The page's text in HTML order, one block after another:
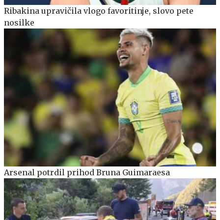
Ribakina upravičila vlogo favoritinje, slovo pete
nosilke
Arsenal potrdil prihod Bruna Guimaraesa